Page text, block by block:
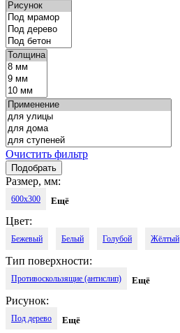
Очистить фильтр
Размер, мм:
600x300 Ещё
Цвет:
Бежевый Белый Голубой Жёлтый
Коричневый Кофейный
Светло-молочный
Тип поверхности:
Противоскользящие (антислип) Ещё
Рисунок:
Под дерево Ещё